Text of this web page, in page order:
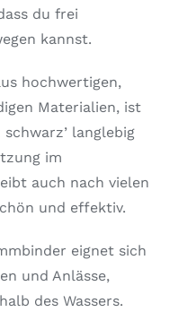
du frei
kannst.
hochwertigen,
Materialien, ist
langlebig
im
auch nach vielen
und effektiv.
eignet sich
und Anlässe,
des Wassers.